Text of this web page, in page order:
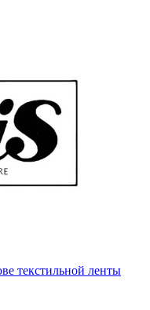
текстильной ленты